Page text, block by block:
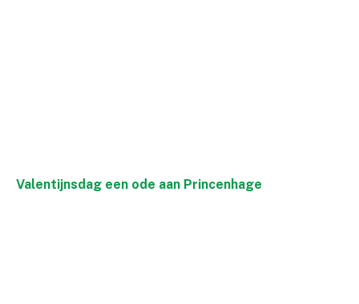
Valentijnsdag een ode aan Princenhage